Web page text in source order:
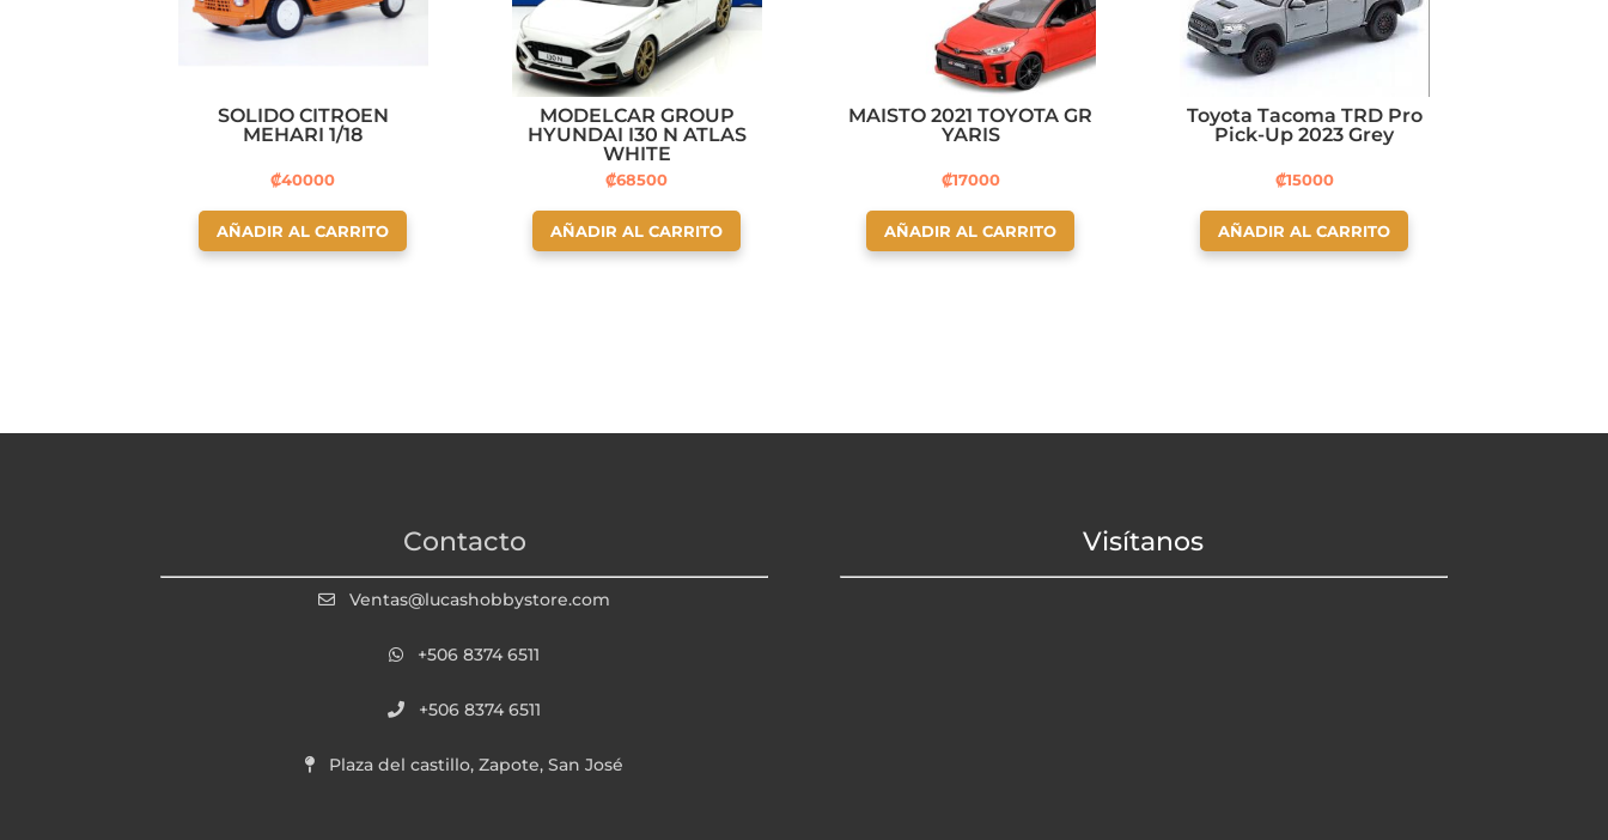
SOLIDO CITROEN
MEHARI 1/18
₡40000
AÑADIR AL CARRITO
MODELCAR GROUP
HYUNDAI I30 N ATLAS
WHITE
₡68500
AÑADIR AL CARRITO
MAISTO 2021 TOYOTA GR
YARIS
₡17000
AÑADIR AL CARRITO
Toyota Tacoma TRD Pro
Pick-Up 2023 Grey
₡15000
AÑADIR AL CARRITO
Contacto
Ventas@lucashobbystore.com
+506 8374 6511
+506 8374 6511
Plaza del castillo, Zapote, San José
Visítanos